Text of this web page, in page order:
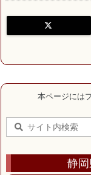
本ページには
静